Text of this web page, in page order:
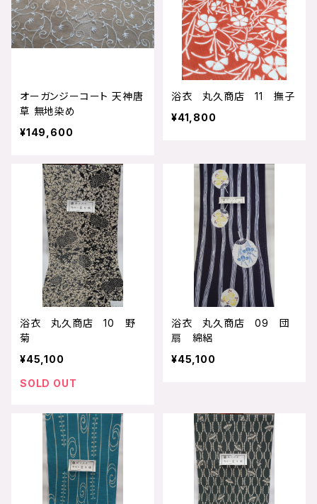
オーガンジーコート 天神唐
草 無地染め
¥149,600
浴衣 丸久商店 11 撫子
¥41,800
浴衣 丸久商店 10 野
菊
¥45,100
SOLD OUT
浴衣 丸久商店 09 団
扇 綿絽
¥45,100